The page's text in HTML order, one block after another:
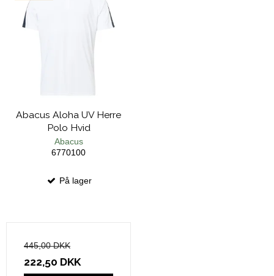
Abacus Aloha UV Herre
Polo Hvid
Abacus
6770100
På lager
445,00 DKK
222,50 DKK